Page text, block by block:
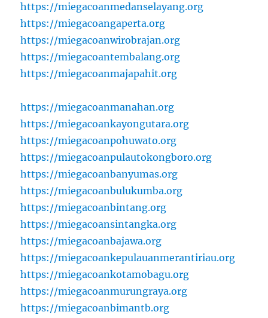
https://miegacoanmedanselayang.org
https://miegacoangaperta.org
https://miegacoanwirobrajan.org
https://miegacoantembalang.org
https://miegacoanmajapahit.org
https://miegacoanmanahan.org
https://miegacoankayongutara.org
https://miegacoanpohuwato.org
https://miegacoanpulautokongboro.org
https://miegacoanbanyumas.org
https://miegacoanbulukumba.org
https://miegacoanbintang.org
https://miegacoansintangka.org
https://miegacoanbajawa.org
https://miegacoankepulauanmerantiriau.org
https://miegacoankotamobagu.org
https://miegacoanmurungraya.org
https://miegacoanbimantb.org